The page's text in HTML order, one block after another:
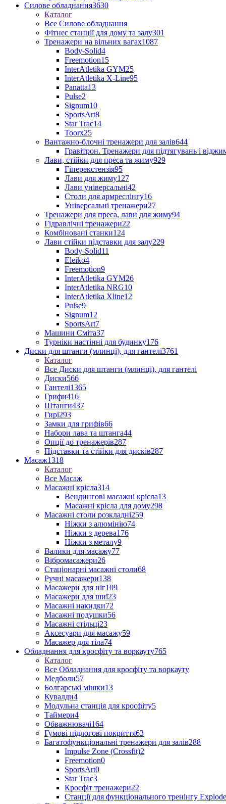
Силове обладнання3630
Каталог
Все Силове обладнання
Фітнес станції для дому та залу301
Тренажери на вільних вагах1087
Body-Solid4
Freemotion15
InterAtletika GYM25
InterAtletika X-Line95
Panatta13
Pulse2
Signum10
SportsArt8
Star Trac14
Toorx25
Вантажно-блочні тренажери для залів644
Гравітрон. Тренажери для підтягувань і
Лави, стійки для преса та жиму929
Гіперекстензія95
Лави для жиму127
Лави універсальні42
Столи для армреслінгу16
Універсальні тренажери27
Тренажери для преса, лави для жиму94
Гідравлічні тренажери22
Комбіновані станки124
Лави стійки підставки для залу229
Body-Solid11
Eleiko4
Freemotion9
InterAtletika GYM26
InterAtletika NRG10
InterAtletika Xline12
Pulse9
Signum12
SportsArt7
Машини Сміта37
Турніки настінні для будинку176
Диски для штанги (млинці), для гантелі3761
Каталог
Все Диски для штанги (млинці), для гантелі
Диски566
Гантелі1365
Грифи416
Штанги437
Гирі293
Замки для грифів66
Набори лава та штанга44
Опції до тренажерів287
Підставки та стійки для дисків287
Масаж1318
Каталог
Все Масаж
Масажні крісла314
Вендингові масажні крісла13
Масажні крісла для дому298
Масажні столи розкладні259
Ніжки з алюмінію74
Ніжки з дерева176
Ніжки з металу9
Валики для масажу77
Вібромасажери26
Стаціонарні масажні столи68
Ручні масажери138
Масажери для ніг109
Масажери для шиї23
Масажні накидки72
Масажні подушки56
Масажні стільці23
Аксесуари для масажу59
Масажер для тіла74
Обладнання для кросфіту та воркауту765
Каталог
Все Обладнання для кросфіту та воркауту
Медболи57
Болгарські мішки13
Кувалди4
Модульна станція для кросфіту5
Таймери4
Обважнювачі164
Гумові підлогові покриття63
Багатофункціональні тренажери для залів288
Impulse Zone (Crossfit)2
Freemotion0
SportsArt0
Star Trac3
Кросфіт тренажери22
Станції для функціонального тренінгу Explode